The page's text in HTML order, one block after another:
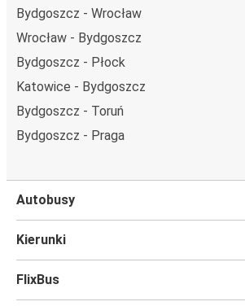
Bydgoszcz - Wrocław
Wrocław - Bydgoszcz
Bydgoszcz - Płock
Katowice - Bydgoszcz
Bydgoszcz - Toruń
Bydgoszcz - Praga
Autobusy
Kierunki
FlixBus